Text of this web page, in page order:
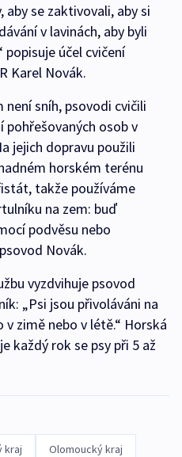
aby se zaktivovali, aby si
v lavinách, aby byli
popisuje účel cvičení
Karel Novák.
sníh, psovodi cvičili
pohřešovaných osob v
jejich dopravu použili
horském terénu
takže používáme
na zem: buď
podvěsu nebo
Novák.
vyzdvihuje psovod
„Psi jsou přivoláváni na
zimě nebo v létě.“ Horská
každý rok se psy při 5 až
kraj Olomoucký kraj